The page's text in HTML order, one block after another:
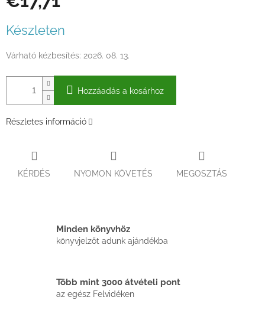
Készleten
Várható kézbesítés: 2026. 08. 13.
Hozzáadás a kosárhoz
Részletes információ
KÉRDÉS NYOMON KÖVETÉS MEGOSZTÁS
Minden könyvhöz
könyvjelzőt adunk ajándékba
Több mint 3000 átvételi pont
az egész Felvidéken